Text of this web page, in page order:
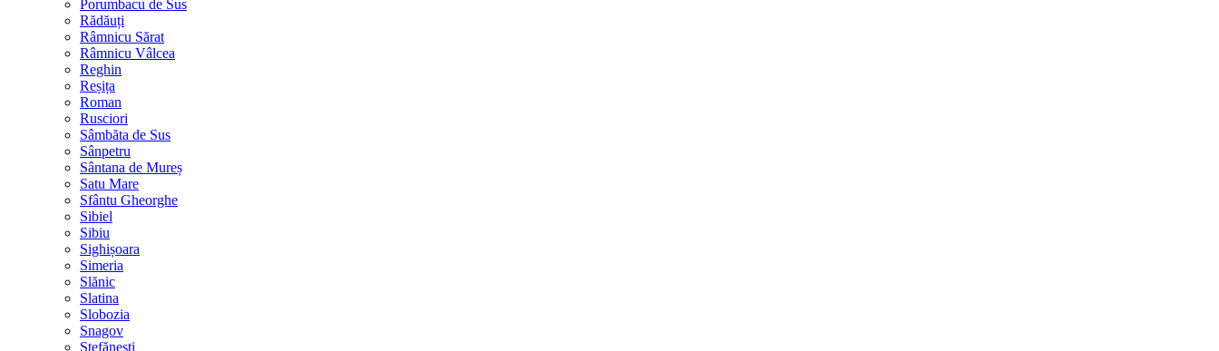
Porumbacu de Sus
Rădăuți
Râmnicu Sărat
Râmnicu Vâlcea
Reghin
Reșița
Roman
Rusciori
Sâmbăta de Sus
Sânpetru
Sântana de Mureș
Satu Mare
Sfântu Gheorghe
Sibiel
Sibiu
Sighișoara
Simeria
Slănic
Slatina
Slobozia
Snagov
Ștefănești